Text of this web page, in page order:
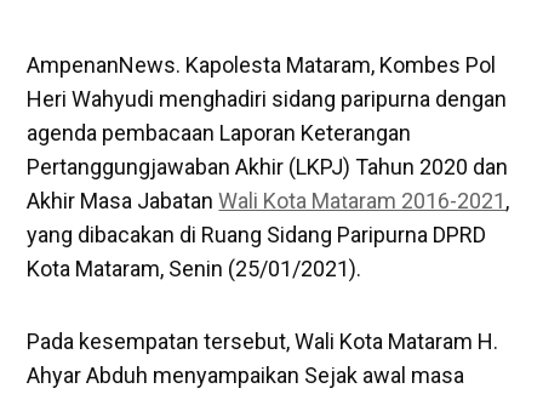
AmpenanNews. Kapolesta Mataram, Kombes Pol
Heri Wahyudi menghadiri sidang paripurna dengan
agenda pembacaan Laporan Keterangan
Pertanggungjawaban Akhir (LKPJ) Tahun 2020 dan
Akhir Masa JabatanWali Kota Mataram 2016-2021,
yang dibacakan di Ruang Sidang Paripurna DPRD
Kota Mataram, Senin (25/01/2021).
Pada kesempatan tersebut, Wali Kota Mataram H.
Ahyar Abduh menyampaikan Sejak awal masa